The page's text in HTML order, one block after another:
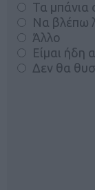
Τα
Να βλέπω
Άλλο
Είμαι ήδη
Δεν θα